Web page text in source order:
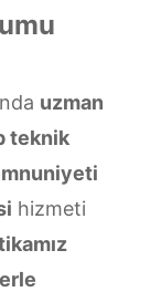
uzman
teknik
hizmeti